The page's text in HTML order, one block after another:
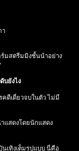
มสตรีมมิงชั้นนำอย่าง
บยังไง
คดีเดี่ยวจบในตัว ไม่มี
แสดงโดยนักแสดง
เทิงเต็มรูปแบบ นี่คือ